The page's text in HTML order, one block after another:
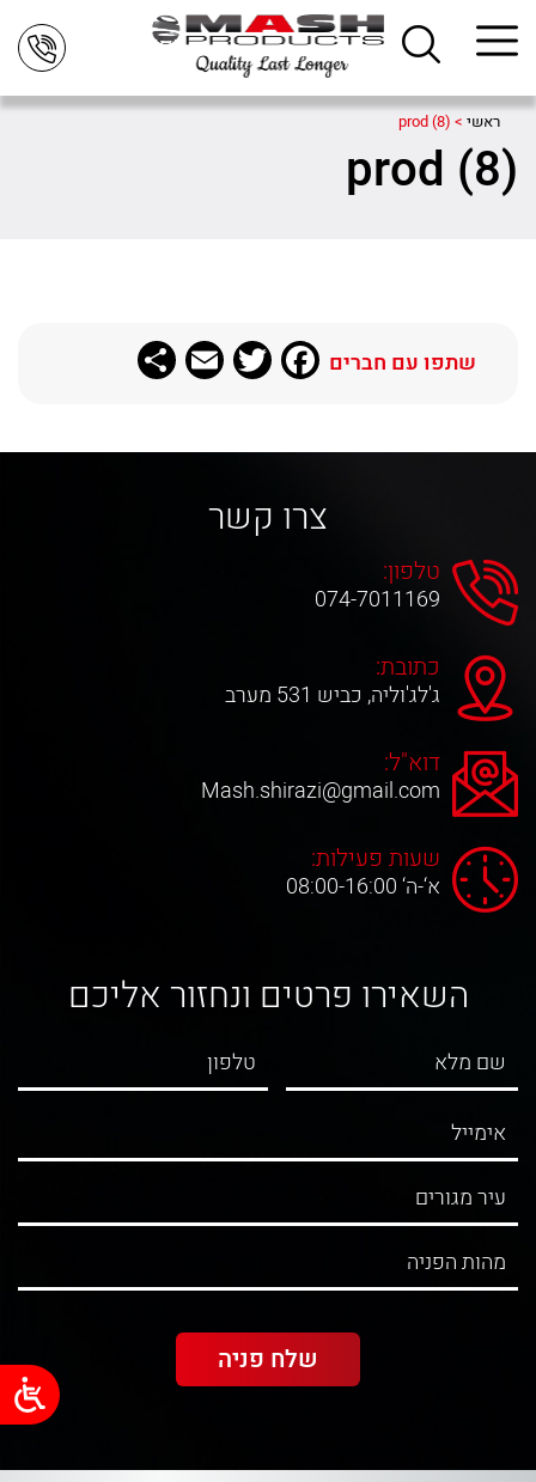
ראשי >
prod (8)
prod (8)
שתפו עם חברים Facebook
Twitter
Email
צרו קשר
טלפון:
074-7011169
כתובת:
ג'לג'וליה, כביש 531 מערב
דוא"ל:
Mash.shirazi@gmail.com
שעות פעילות:
א‘-ה‘ 08:00-16:00
השאירו פרטים ונחזור אליכם